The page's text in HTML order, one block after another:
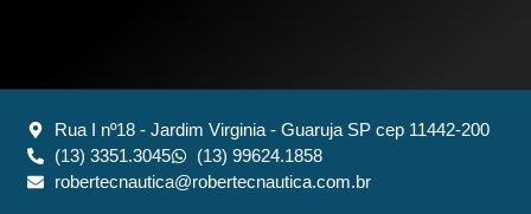
Rua I nº18 - Jardim Virginia - Guaruja SP cep 11442-200
(13) 3351.3045
(13) 99624.1858
robertecnautica@robertecnautica.com.br